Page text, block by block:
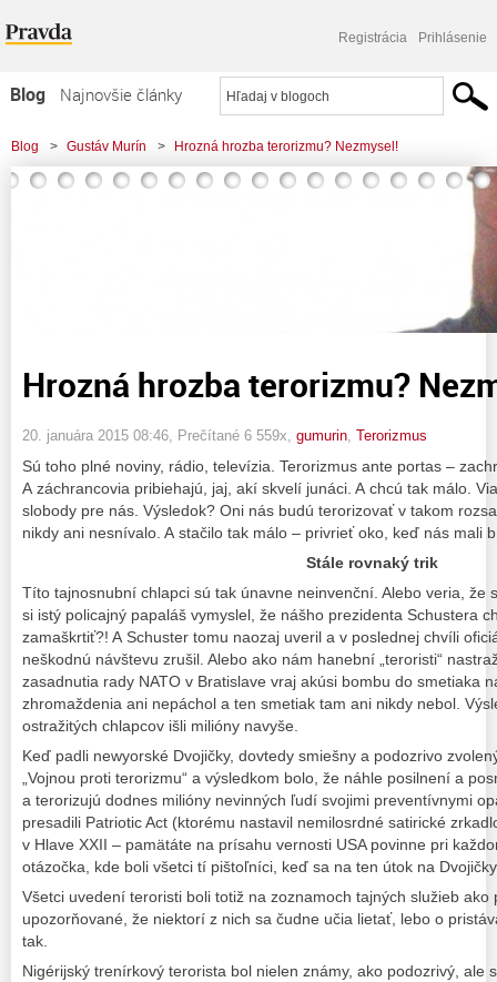
Registrácia Prihlásenie
Blog
Najnovšie články
Najčítanejšie články
Najkomentovanejšie články
Blog > Gustáv Murín > Hrozná hrozba terorizmu? Nezmysel!
Hrozná hrozba terorizmu?
20. januára 2015 08:46 , Prečítané 6 559x, gumurin Terorizmus
Sú toho plné noviny, rádio, televízia. Terorizmus ante portas –
A záchrancovia pribiehajú, jaj, akí skvelí junáci. A chcú tak málo.
slobody pre nás. Výsledok? Oni nás budú terorizovať v takom
nikdy ani nesnívalo. A stačilo tak málo – privrieť oko, keď nás mali
Stále rovnaký trik
Títo tajnosnubní chlapci sú tak únavne neinvenční. Alebo veria, že
si istý policajný papaláš vymyslel, že nášho prezidenta Schustera
zamaškrtiť?! A Schuster tomu naozaj uveril a v poslednej chvíli
neškodnú návštevu zrušil. Alebo ako nám hanební „teroristi“
zasadnutia rady NATO v Bratislave vraj akúsi bombu do smetiaka
zhromaždenia ani nepáchol a ten smetiak tam ani nikdy nebol.
ostražitých chlapcov išli milióny navyše.
Keď padli newyorské Dvojičky, dovtedy smiešny a podozrivo
„Vojnou proti terorizmu“ a výsledkom bolo, že náhle posilnení a
a terorizujú dodnes milióny nevinných ľudí svojimi preventívnymi
presadili Patriotic Act (ktorému nastavil nemilosrdné satirické
v Hlave XXII – pamätáte na prísahu vernosti USA povinne pri
otázočka, kde boli všetci tí pištoľníci, keď sa na ten útok na
Všetci uvedení teroristi boli totiž na zoznamoch tajných služieb ako
upozorňované, že niektorí z nich sa čudne učia lietať, lebo o
tak.
Nigérijský trenírkový terorista bol nielen známy, ako podozrivý, ale